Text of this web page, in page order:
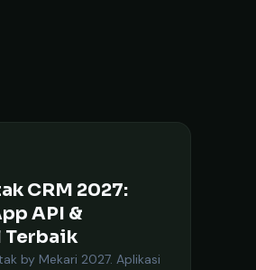
CRM 2027:
API &
Terbaik
by Mekari 2027. Aplikasi